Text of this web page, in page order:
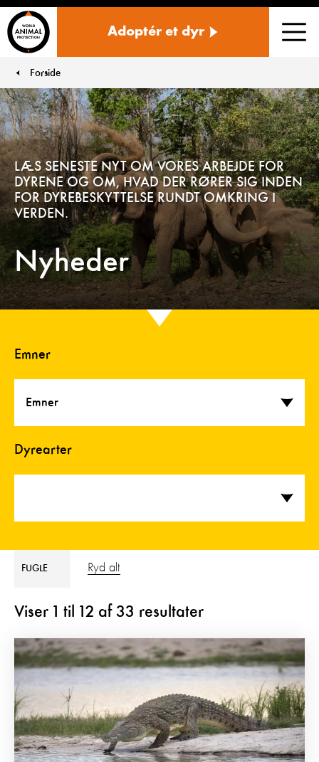
Adoptér et dyr
Forside
Nyheder
LÆS SENESTE NYT OM VORES ARBEJDE FOR
DYRENE OG OM, HVAD DER RØRER SIG INDEN
FOR DYREBESKYTTELSE RUNDT OMKRING I
VERDEN.
Emner
Emner
Dyrearter
FUGLE Ryd alt
Viser 1 til 12 af 33 resultater